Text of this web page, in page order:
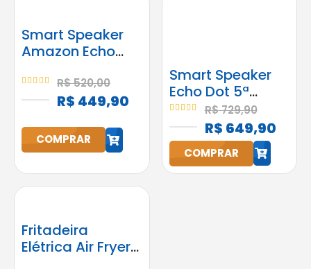
h
Smart Speaker
Amazon Echo
Original Preta
Bluetooth
R$520,00
R$ 449,90
COMPRAR
h
Smart Speaker
Echo Dot 5ª
Geração
Amazon com
Alexa Preta
R$729,90
R$ 649,90
COMPRAR
Fritadeira
Elétrica Air Fryer